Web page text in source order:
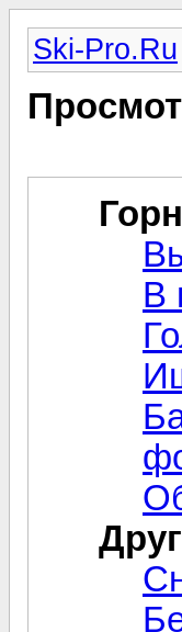
Ski-Pro.Ru
В